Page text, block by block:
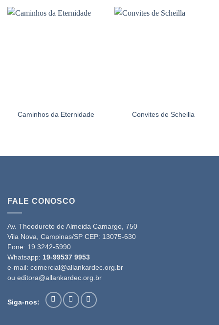
Caminhos da Eternidade Convites de Scheilla
FALE CONOSCO
Av. Theodureto de Almeida Camargo, 750
Vila Nova, Campinas/SP CEP: 13075-630
Fone: 19 3242-5990
Whatsapp: 19-99537 9953
e-mail: comercial@allankardec.org.br
ou editora@allankardec.org.br
Siga-nos: